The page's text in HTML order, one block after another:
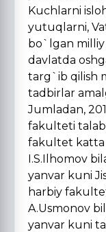
Kuchlarni
yutuqlarni,
bo`lgan milliy
davlatda
targ`ib qilish
tadbirlar
Jumladan,
fakulteti
fakultet katta
I.S.Ilhomov
yanvar kuni
harbiy
A.Usmonov
yanvar kuni